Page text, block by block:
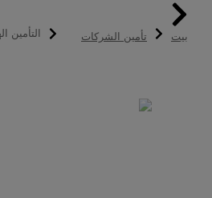
You are here:
بيت تأمين الشركات التأمين